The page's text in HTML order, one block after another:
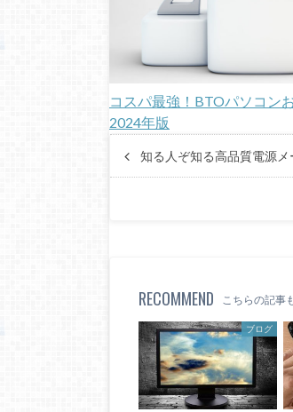
コスパ最強！BTOパソコン
2024年版
知る人ぞ知る高品質電源メ
RECOMMEND こちらの記事
ブログ